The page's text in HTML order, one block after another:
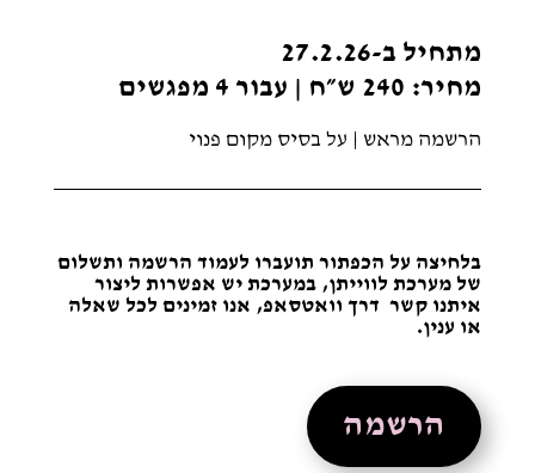
מתחיל ב-27.2.26
מחיר: 240 ש״ח | עבור 4 מפגשים
הרשמה מראש | על בסיס מקום פנוי
בלחיצה על הכפתור תועברו לעמוד הרשמה ותשלום
של מערכת לווייתן, במערכת יש אפשרות ליצור
איתנו קשר דרך וואטסאפ, אנו זמינים לכל שאלה
או ענין.
הרשמה